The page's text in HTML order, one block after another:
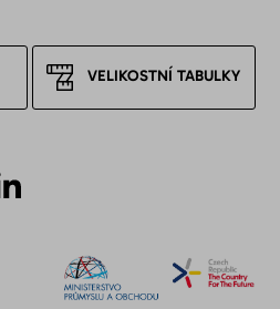
VELIKOSTNÍ TABULKY